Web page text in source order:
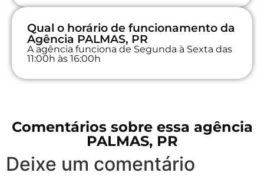
Qual o horário de funcionamento da
Agência PALMAS, PR
A agência funciona de Segunda à Sexta das
11:00h às 16:00h
Comentários sobre essa agência
PALMAS, PR
Deixe um comentário